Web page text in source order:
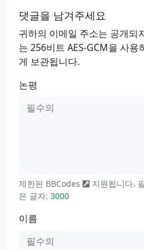
댓글을 남겨주세요
귀하의 이메일 주소는 공개되
는 256비트 AES-GCM을 사
게 보관됩니다.
논평
제한된 BBCodes 지원됩니다.
은 글자: 3000
이름